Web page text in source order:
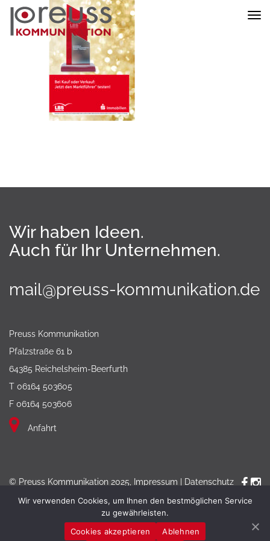
Wir haben Ideen.
Auch für Ihr Unternehmen.
mail@preuss-kommunikation.de
Preuss Kommunikation
Pfalzstraße 61 b
64385 Reichelsheim-Beerfurth
T 06164 503605
F 06164 503606
Anfahrt
© Preuss Kommunikation 2025, Impressum
Datenschutz
Wir verwenden Cookies, um Ihnen den bestmöglichen Service
zu gewährleisten.
Cookies akzeptieren
Ablehnen